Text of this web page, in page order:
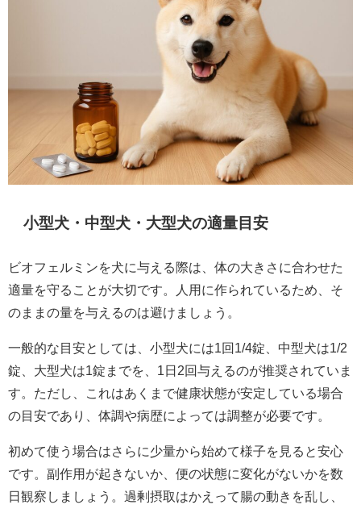
小型犬・中型犬・大型犬の適量目安
ビオフェルミンを犬に与える際は、体の大きさに合わせた
適量を守ることが大切です。人用に作られているため、そ
のままの量を与えるのは避けましょう。
一般的な目安としては、小型犬には1回1/4錠、中型犬は1/2
錠、大型犬は1錠までを、1日2回与えるのが推奨されていま
す。ただし、これはあくまで健康状態が安定している場合
の目安であり、体調や病歴によっては調整が必要です。
初めて使う場合はさらに少量から始めて様子を見ると安心
です。副作用が起きないか、便の状態に変化がないかを数
日観察しましょう。過剰摂取はかえって腸の動きを乱し、